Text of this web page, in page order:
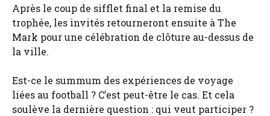
Après le coup de sifflet final et la remise du
trophée, les invités retourneront ensuite à The
Mark pour une célébration de clôture au-dessus de
la ville.
Est-ce le summum des expériences de voyage
liées au football ? C’est peut-être le cas. Et cela
soulève la dernière question : qui veut participer ?